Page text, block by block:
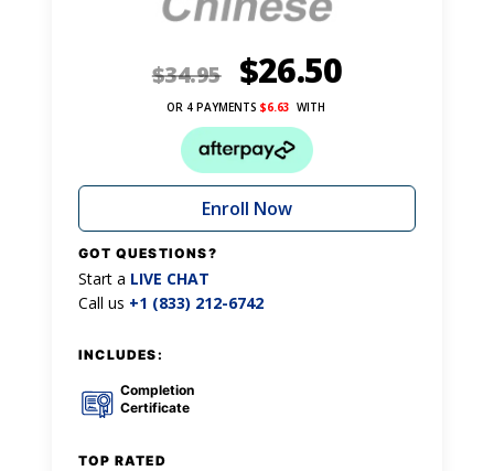
$34.95 $26.50
OR 4 PAYMENTS $6.63 WITH
Enroll Now
GOT QUESTIONS?
Start a LIVE CHAT
Call us +1 (833) 212-6742
INCLUDES:
Completion
Certificate
TOP RATED